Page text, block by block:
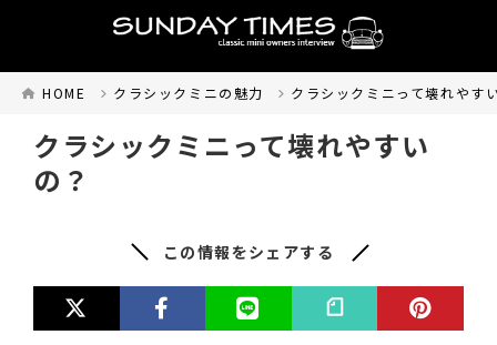
HOME クラシックミニの魅力 クラシックミニって壊れやす
クラシックミニって壊れやすい
の？
この情報をシェアする